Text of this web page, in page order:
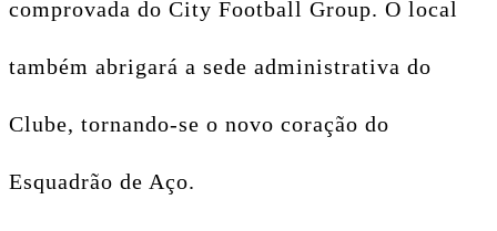
comprovada do City Football Group. O local
também abrigará a sede administrativa do
Clube, tornando-se o novo coração do
Esquadrão de Aço.